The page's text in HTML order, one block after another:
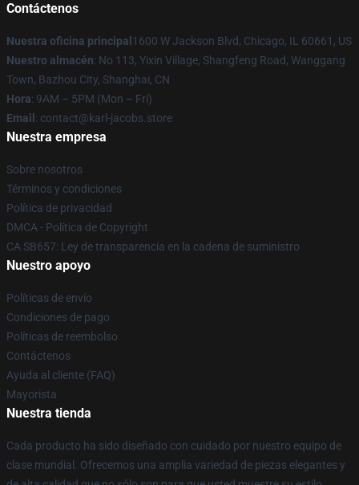
Contáctenos
Nuestra oficina principal 1600 W Jackson Blvd, Chicago, IL 60661, US
Nuestro almacén: No 113, Yixin Village, Shangfeng Road, Wanggang
Town, Bazhou City, Shanghai, CN
Hora: 9AM – 5PM (Mon – Fri)
Email : contact@karl-jacobs.store
Nuestra empresa
Sobre nosotros
Términos y condiciones
Política de privacidad
DMCA - Política de Copyright
CA SB657: Ley de transparencia en la cadena de suministro
Nuestro apoyo
Políticas de envío
Condiciones de pago
Políticas de reembolso
Contáctenos
Ayuda al cliente (FAQ)
Mayorista
Nuestra tienda
Cada producto ha sido diseñado con cuidado por nuestro equipo de
clase mundial. Ofrecemos una amplia variedad de piezas elegantes y